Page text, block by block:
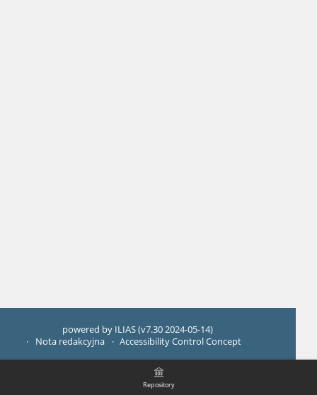
Repository
powered by ILIAS (v7.30 2024-05-14)
Nota redakcyjna
Accessibility Control Concept